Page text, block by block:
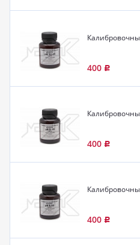
400 Р
400 Р
400 Р